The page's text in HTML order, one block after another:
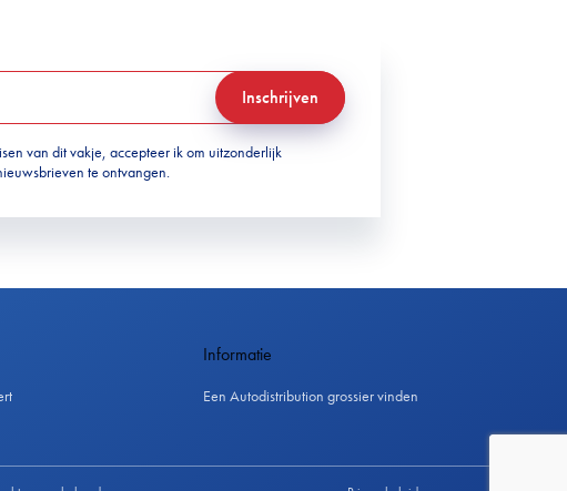
Inschrijven
van dit vakje, accepteer ik om uitzonderlijk
te ontvangen.
Informatie
Een Autodistribution grossier vinden